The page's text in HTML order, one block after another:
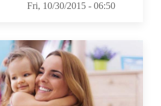
Fri, 10/30/2015 - 06:50